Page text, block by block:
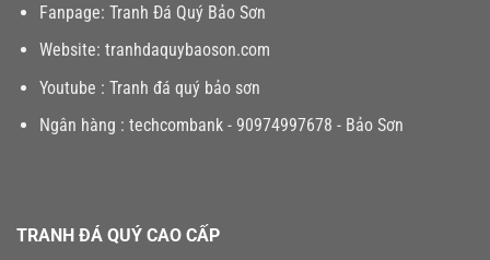
Fanpage: Tranh Đá Quý Bảo Sơn
Website: tranhdaquybaoson.com
Youtube : Tranh đá quý bảo sơn
Ngân hàng : techcombank - 90974997678 - Bảo Sơn
TRANH ĐÁ QUÝ CAO CẤP